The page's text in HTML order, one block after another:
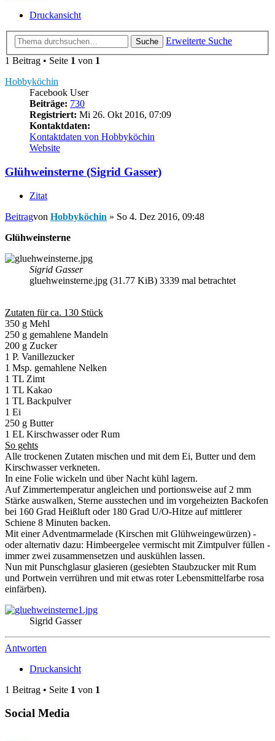
Druckansicht
Suche
Erweiterte Suche
1 Beitrag • Seite 1 von 1
Hobbyköchin
Facebook User
Beiträge: 730
Registriert: Mi 26. Okt 2016, 07:09
Kontaktdaten:
Kontaktdaten von Hobbyköchin
Website
Glühweinsterne (Sigrid Gasser)
Zitat
Beitragvon Hobbyköchin » So 4. Dez 2016, 09:48
Glühweinsterne
Sigrid Gasser
gluehweinsterne.jpg (31.77 KiB) 3339 mal betrachtet
Zutaten für ca. 130 Stück
350 g Mehl
250 g gemahlene Mandeln
200 g Zucker
1 P. Vanillezucker
1 Msp. gemahlene Nelken
1 TL Zimt
1 TL Kakao
1 TL Backpulver
1 Ei
250 g Butter
1 EL Kirschwasser oder Rum
So gehts
Alle trockenen Zutaten mischen und mit dem Ei, Butter und dem
Kirschwasser verkneten.
In eine Folie wickeln und über Nacht kühl lagern.
Auf Zimmertemperatur angleichen und portionsweise auf 2 mm
Stärke auswalken, Sterne ausstechen und im vorgeheizten Backofen
bei 160 Grad Heißluft oder 180 Grad U/O-Hitze auf mittlerer
Schiene 8 Minuten backen.
Mit einer Adventmarmelade (Kirschen mit Glühweingewürzen) -
oder alternativ dazu: Himbeergelee vermischt mit Zimtpulver füllen -
immer zwei zusammensetzen und auskühlen lassen.
Nun mit Punschglasur glasieren (gesiebten Staubzucker mit Rum
und Portwein verrühren und mit etwas roter Lebensmittelfarbe rosa
einfärben).
Sigrid Gasser
Antworten
Druckansicht
1 Beitrag • Seite 1 von 1
Social Media